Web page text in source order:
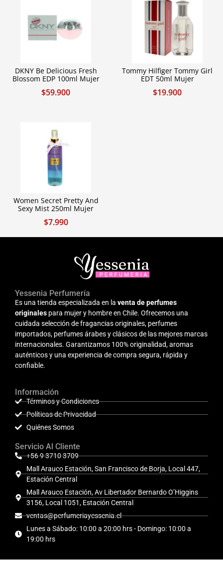
DKNY Be Delicious Fresh
Blossom EDP 100ml Mujer
$59.900
Tommy Hilfiger Tommy Girl
EDT 50ml Mujer
$19.900
Women Secret Pretty And
Sexy Mist 250ml Mujer
$7.990
Yessenia Perfumería
Es una tienda especializada en la venta de perfumes
originales para mujer y hombre en Chile. Ofrecemos una
cuidada selección de fragancias originales, perfumes
importados, perfumes árabes y clásicos de las mejores marcas
internacionales. Garantizamos 100% originalidad, aromas
auténticos y una experiencia de compra segura, rápida y
confiable.
Información
Términos y Condiciones
Políticas de Privacidad
Quiénes Somos
Servicio Al Cliente
+56 9 3710 3709
Mall Arauco Estación, San Francisco de Borja, Local 447,
Estación Central
Mall Arauco Estación, Av Libertador Bernardo O’Higgins
3156, Local 1051, Estación Central
ventas@perfumeriayessenia.cl
Lunes a Sábado: 10:00 a 20:00 hrs - Domingo: 10:00 a
19:00 hrs